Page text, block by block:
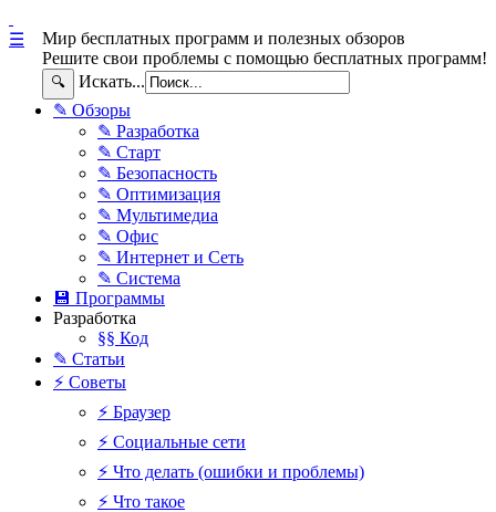
Мир бесплатных программ и полезных обзоров
Решите свои проблемы с помощью бесплатных программ!
🔍 Искать...
☰
✎ Обзоры
✎ Разработка
✎ Старт
✎ Безопасность
✎ Оптимизация
✎ Мультимедиа
✎ Офис
✎ Интернет и Сеть
✎ Система
💾 Программы
Разработка
§§ Код
✎ Статьи
⚡ Советы
⚡ Браузер
⚡ Социальные сети
⚡ Что делать (ошибки и проблемы)
⚡ Что такое